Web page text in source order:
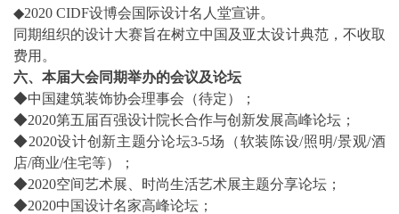
◆2020 CIDF设博会国际设计名人堂宣讲。
同期组织的设计大赛旨在树立中国及亚太设计典范，不收取
费用。
六、本届大会同期举办的会议及论坛
◆中国建筑装饰协会理事会（待定）；
◆2020第五届百强设计院长合作与创新发展高峰论坛；
◆2020设计创新主题分论坛3-5场（软装陈设/照明/景观/酒
店/商业/住宅等）；
◆2020空间艺术展、时尚生活艺术展主题分享论坛；
◆2020中国设计名家高峰论坛；